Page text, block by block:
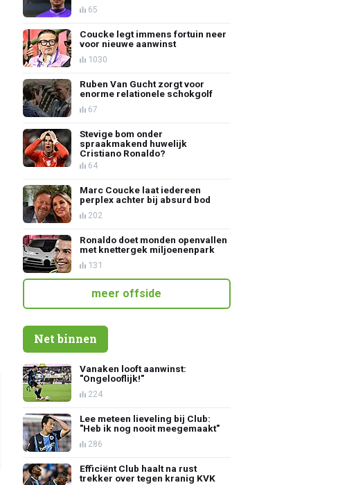
65
Coucke legt immens fortuin neer
voor nieuwe aanwinst
1030
Ruben Van Gucht zorgt voor
enorme relationele schokgolf
67
Stevige bom onder
spraakmakend huwelijk
Cristiano Ronaldo?
64
Marc Coucke laat iedereen
perplex achter bij absurd bod
202
Ronaldo doet monden openvallen
met knettergek miljoenenpark
131
meer offside
Net binnen
Vanaken looft aanwinst:
"Ongelooflijk!"
224
Lee meteen lieveling bij Club:
"Heb ik nog nooit meegemaakt"
286
Efficiënt Club haalt na rust
trekker over tegen kranig KVK